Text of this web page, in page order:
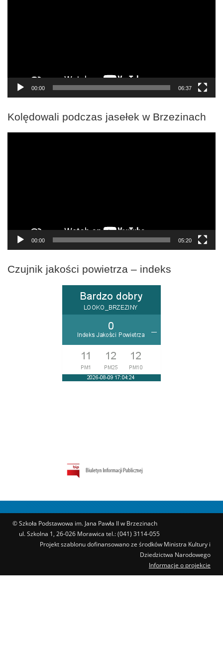
00:00 06:37
Kolędowali podczas jasełek w Brzezinach
00:00 05:20
Czujnik jakości powietrza – indeks
© Szkoła Podstawowa im. Jana Pawła II w Brzezinach
ul. Szkolna 1, 26-026 Morawica tel.: (041) 3114-055
Projekt szablonu dofinansowano ze środków Ministra Kultury i
Dziedzictwa Narodowego
Informacje o projekcie